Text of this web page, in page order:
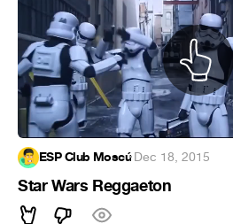
ESP Club Moscú·Dec 18, 2015
Star Wars Reggaeton